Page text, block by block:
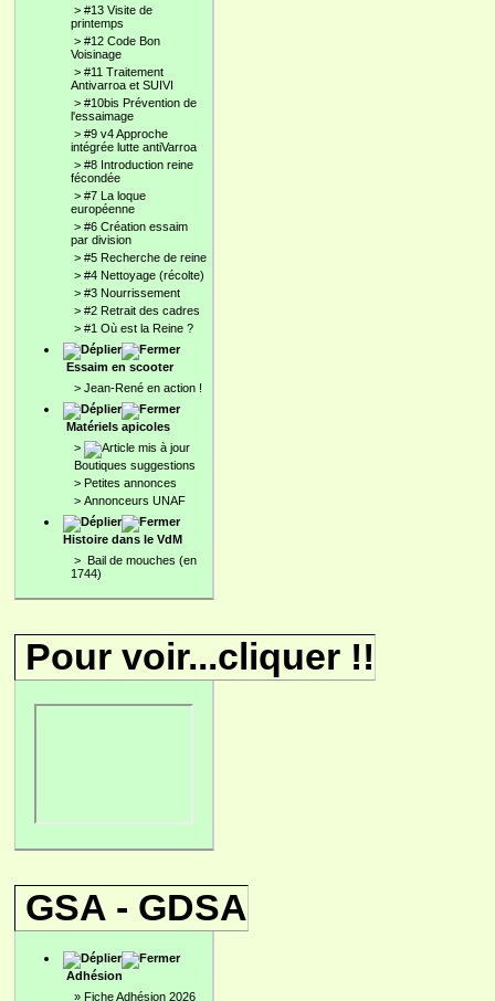
> #13 Visite de
printemps
> #12 Code Bon
Voisinage
> #11 Traitement
Antivarroa et SUIVI
> #10bis Prévention de
l'essaimage
> #9 v4 Approche
intégrée lutte antiVarroa
> #8 Introduction reine
fécondée
> #7 La loque
européenne
> #6 Création essaim
par division
> #5 Recherche de reine
> #4 Nettoyage (récolte)
> #3 Nourrissement
> #2 Retrait des cadres
> #1 Où est la Reine ?
Essaim en scooter
> Jean-René en action !
Matériels apicoles
>
Boutiques suggestions
> Petites annonces
> Annonceurs UNAF
Histoire dans le VdM
> Bail de mouches (en
1744)
Pour voir...cliquer !!
GSA - GDSA
Adhésion
» Fiche Adhésion 2026